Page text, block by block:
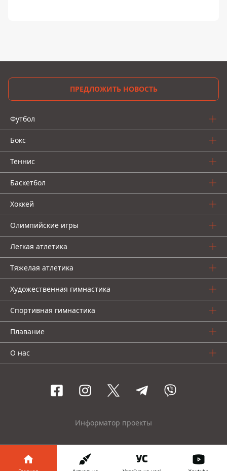
ПРЕДЛОЖИТЬ НОВОСТЬ
Футбол
Бокс
Теннис
Баскетбол
Хоккей
Олимпийские игры
Легкая атлетика
Тяжелая атлетика
Художественная гимнастика
Спортивная гимнастика
Плавание
О нас
Информатор проекты
© 2016-2026 Informator